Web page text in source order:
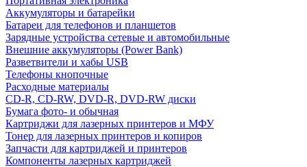
Аккумуляторы и батарейки
Батареи для телефонов и планшетов
Зарядные устройства сетевые и автомобильные
Внешние аккумуляторы (Power Bank)
Разветвители и хабы USB
Телефоны кнопочные
Расходные материалы
CD-R, CD-RW, DVD-R, DVD-RW диски
Бумага фото- и обычная
Картриджи для лазерных принтеров и МФУ
Тонер для лазерных принтеров и копиров
Запчасти для картриджей и принтеров
Компоненты лазерных картриджей